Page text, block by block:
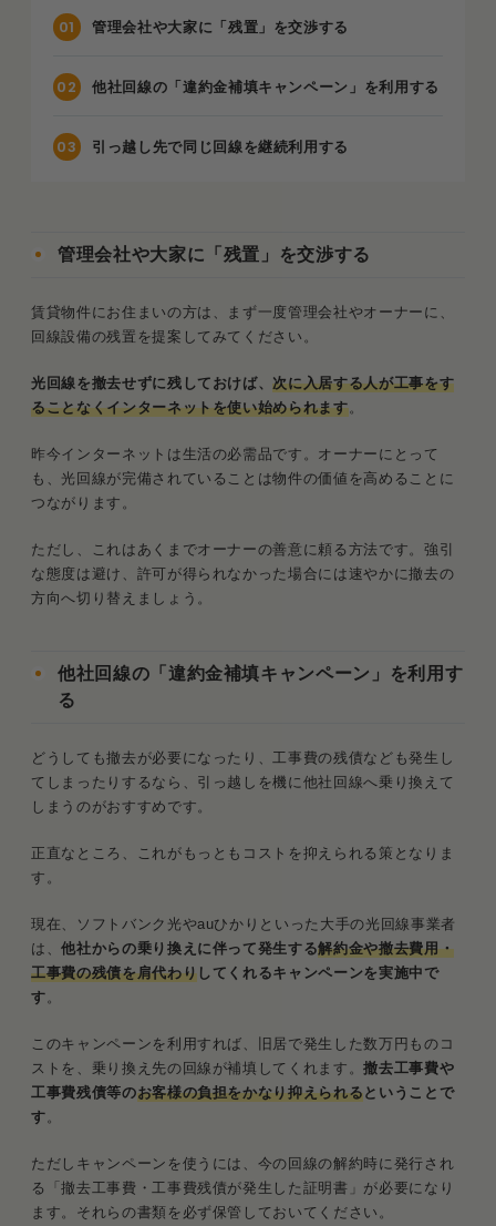
管理会社や大家に「残置」を交渉する
他社回線の「違約金補填キャンペーン」を利用する
引っ越し先で同じ回線を継続利用する
管理会社や大家に「残置」を交渉する
賃貸物件にお住まいの方は、まず一度管理会社やオーナーに、
回線設備の残置を提案してみてください。
光回線を撤去せずに残しておけば、次に入居する人が工事をす
ることなくインターネットを使い始められます。
昨今インターネットは生活の必需品です。オーナーにとって
も、光回線が完備されていることは物件の価値を高めることに
つながります。
ただし、これはあくまでオーナーの善意に頼る方法です。強引
な態度は避け、許可が得られなかった場合には速やかに撤去の
方向へ切り替えましょう。
他社回線の「違約金補填キャンペーン」を利用す
る
どうしても撤去が必要になったり、工事費の残債なども発生し
てしまったりするなら、引っ越しを機に他社回線へ乗り換えて
しまうのがおすすめです。
正直なところ、これがもっともコストを抑えられる策となりま
す。
現在、ソフトバンク光やauひかりといった大手の光回線事業者
は、他社からの乗り換えに伴って発生する解約金や撤去費用・
工事費の残債を肩代わり してくれるキャンペーンを実施中で
す。
このキャンペーンを利用すれば、旧居で発生した数万円ものコ
ストを、乗り換え先の回線が補填してくれます。撤去工事費や
工事費残債等のお客様の負担をかなり抑えられるということで
す。
ただしキャンペーンを使うには、今の回線の解約時に発行され
る「撤去工事費・工事費残債が発生した証明書」が必要になり
ます。それらの書類を必ず保管しておいてください。